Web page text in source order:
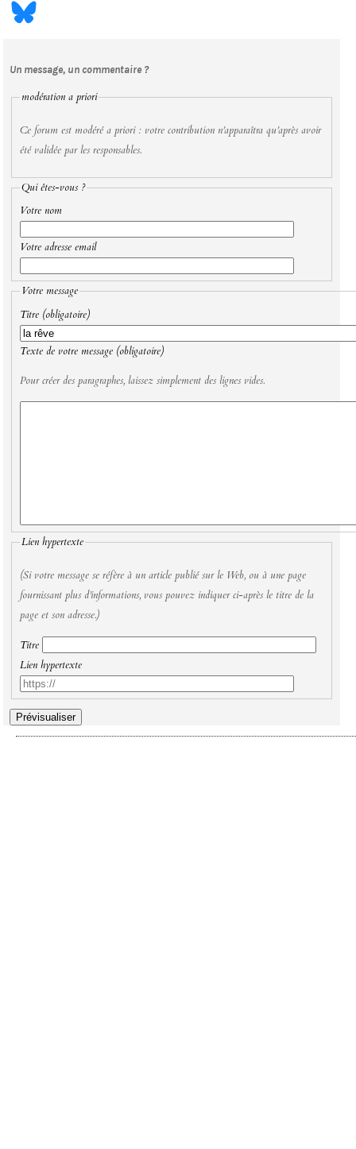
Un message, un commentaire ?
modération a priori
Ce forum est modéré a priori : votre contribution n’apparaîtra qu’après avoir
été validée par les responsables.
Qui êtes-vous ?
Votre nom
Votre adresse email
Votre message
Titre (obligatoire)
Texte de votre message (obligatoire)
Pour créer des paragraphes, laissez simplement des lignes vides.
Lien hypertexte
(Si votre message se réfère à un article publié sur le Web, ou à une page
fournissant plus d’informations, vous pouvez indiquer ci-après le titre de la
page et son adresse.)
Titre
Lien hypertexte